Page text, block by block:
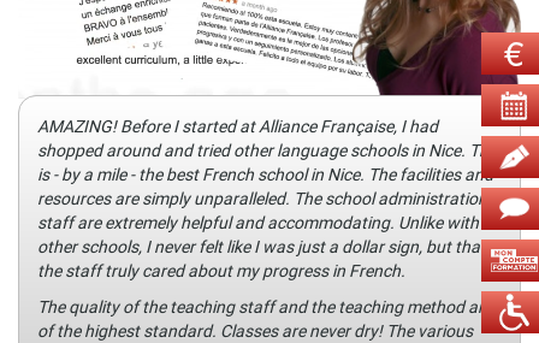
AMAZING! Before I started at Alliance Française, I had
shopped around and tried other language schools in Nice. This
is - by a mile - the best French school in Nice. The facilities and
resources are simply unparalleled. The school administration
staff are extremely helpful and accommodating. Unlike with
other schools, I never felt like I was just a dollar sign, but that
the staff truly cared about my progress in French.
The quality of the teaching staff and the teaching method are
of the highest standard. Classes are never dry! The various